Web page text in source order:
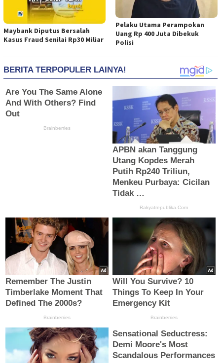
Maybank Diputus Bersalah
Kasus Fraud Senilai Rp30 Miliar
Pelaku Utama Perampokan
Uang Rp 400 Juta Dibekuk
Polisi